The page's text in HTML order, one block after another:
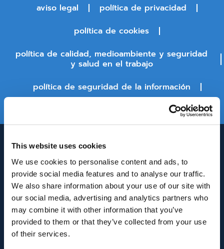
This website uses cookies
We use cookies to personalise content and ads, to
provide social media features and to analyse our traffic.
We also share information about your use of our site with
our social media, advertising and analytics partners who
may combine it with other information that you’ve
provided to them or that they’ve collected from your use
of their services.
aviso legal
política de privacidad
política de cookies
política de calidad, medioambiente y seguridad
y salud en el trabajo
política de seguridad de la información
INNOVACIÓN Y DESARROLLO DE ANDALUCÍA
IDEA